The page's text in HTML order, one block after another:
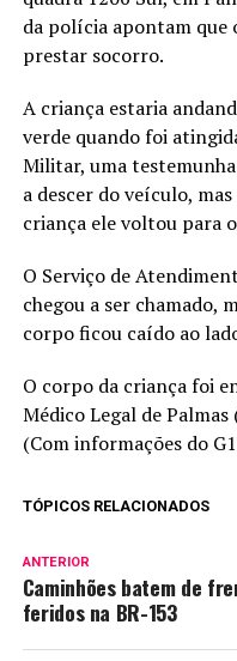
da polícia apontam que
prestar socorro.
A criança estaria
verde quando foi
Militar, uma
a descer do veículo,
criança ele voltou para
O Serviço de
chegou a ser chamado,
corpo ficou caído ao
O corpo da criança foi
Médico Legal de Palmas
(Com informações do
TÓPICOS RELACIONADOS
ANTERIOR
Caminhões batem de
feridos na BR-153